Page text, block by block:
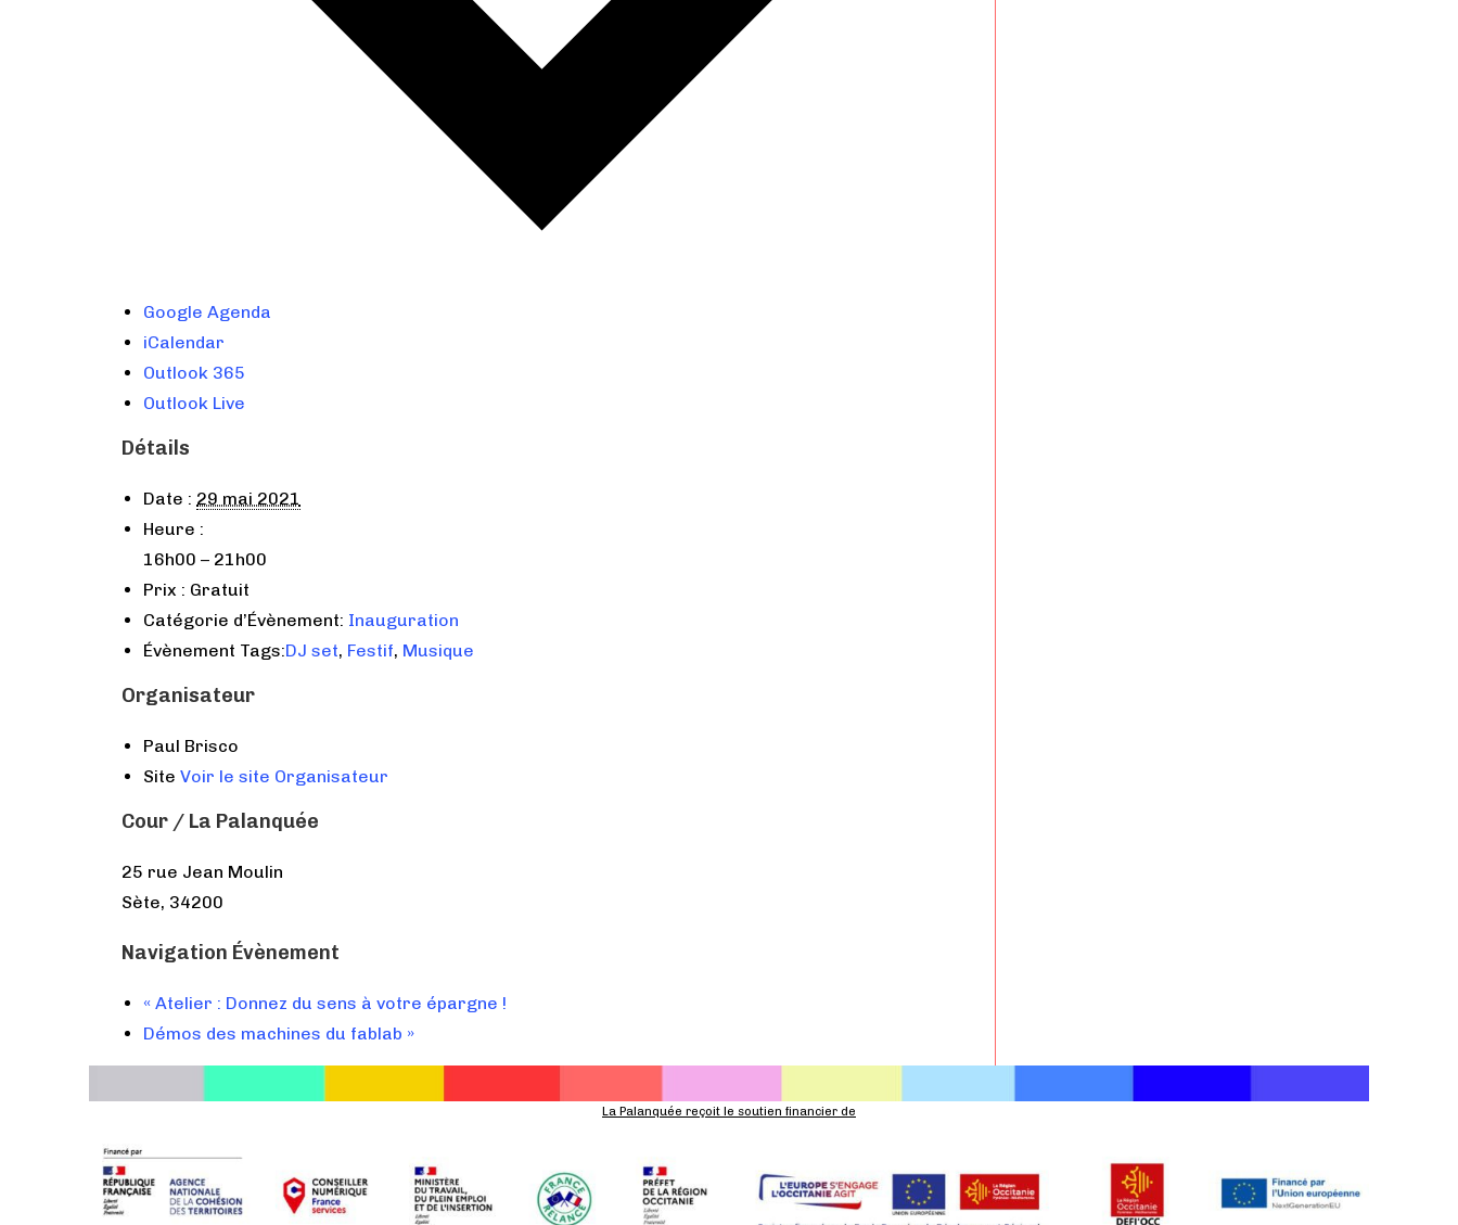
Google Agenda
iCalendar
Outlook 365
Outlook Live
Détails
Date : 29 mai 2021
Heure :
16h00 – 21h00
Prix : Gratuit
Catégorie d’Évènement: Inauguration
Évènement Tags:DJ set, Festif, Musique
Organisateur
Paul Brisco
Site Voir le site Organisateur
Cour / La Palanquée
25 rue Jean Moulin
Sète, 34200
Navigation Évènement
« Atelier : Donnez du sens à votre épargne !
Démos des machines du fablab »
La Palanquée reçoit le soutien financier de